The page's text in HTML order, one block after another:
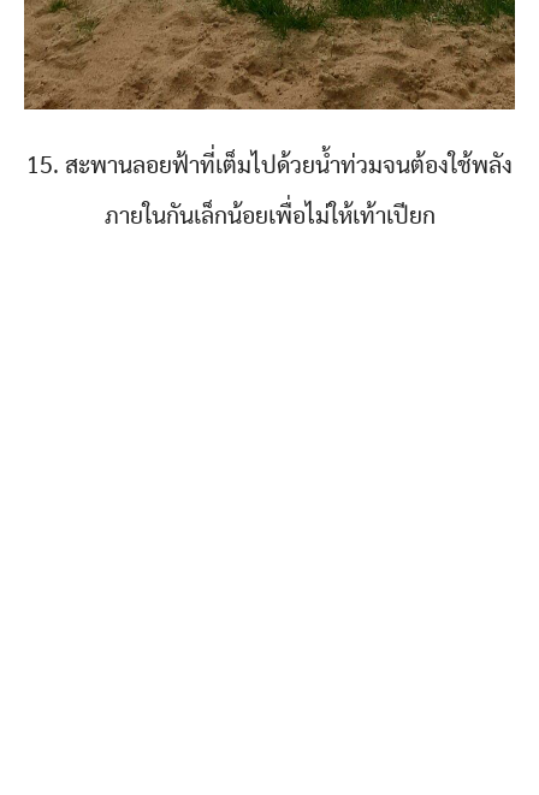
15. สะพานลอยฟ้าที่เต็มไปด้วยน้ำท่วมจนต้องใช้พลัง
ภายในกันเล็กน้อยเพื่อไม่ให้เท้าเปียก